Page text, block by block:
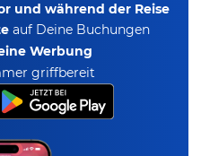
und während der Reise
auf Deine Buchungen
Werbung
griffbereit